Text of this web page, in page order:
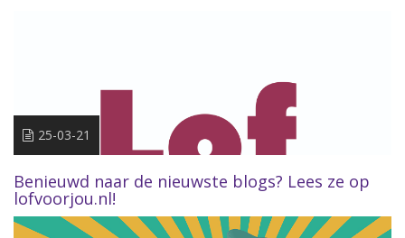
25-03-21
Benieuwd naar de nieuwste blogs? Lees ze op
lofvoorjou.nl!